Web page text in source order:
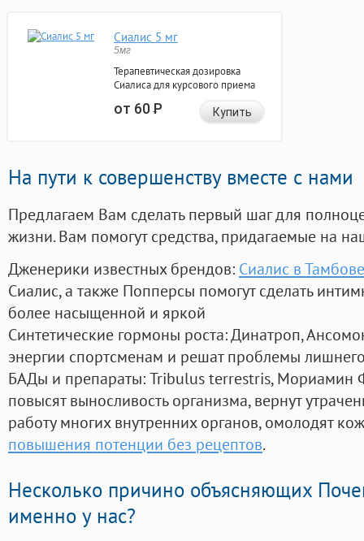
Сиалис 5 мг
5мг
Терапевтическая дозировка
Сиалиса для курсового приема
от 60Р Купить
На пути к совершенству вместе с нами
Предлагаем Вам сделать первый шаг для
жизни. Вам помогут средства, придагаемые на
Дженерики известных брендов: Сиалис в
Сиалис, а также Попперсы помогут сделать
более насыщенной и яркой
Синтетические гормоны роста: Динатроп,
энергии спортсменам и решат проблемы
БАДы и препараты:Tribulus terrestris, Мориамин
повысят выносливость организма, вернут
работу многих внутренних органов, омолодят
повышения потенции без рецептов.
Несколько причино объясняющих
именно у нас?